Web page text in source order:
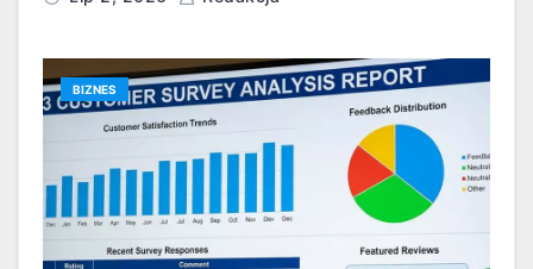
BIZNES